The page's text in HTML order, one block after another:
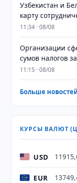
Узбекистан и
карту
11:34 · 08/08
Организации
сумов налогов
11:15 · 08/08
Больше
КУРСЫ ВАЛЮТ
USD
EUR